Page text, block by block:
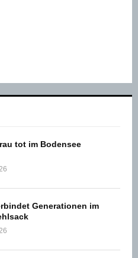
tot im Bodensee
Generationen im